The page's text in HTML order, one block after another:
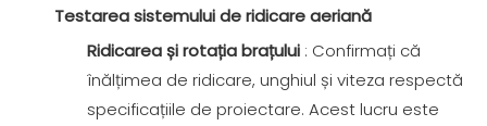
Testarea sistemului de ridicare aeriană
Ridicarea și rotația brațului : Confirmați că
înălțimea de ridicare, unghiul și viteza respectă
specificațiile de proiectare. Acest lucru este